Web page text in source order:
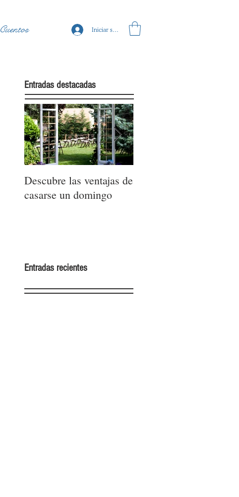
Cuentos Iniciar sesión
Entradas destacadas
Descubre las ventajas de
casarse un domingo
Entradas recientes